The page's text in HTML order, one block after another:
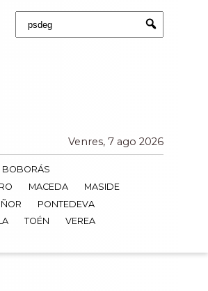
Submit
Venres, 7 ago 2026
BOBORÁS
MACEDA
MASIDE
PONTEDEVA
TOÉN
VEREA